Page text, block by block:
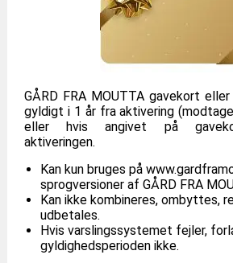
GÅRD FRA MOUTTA gavekort
gyldigt i 1 år fra aktivering
eller hvis angivet på
aktiveringen.
Kan kun bruges på
sprogversioner af GÅRD FRA
Kan ikke kombineres, ombyttes,
udbetales.
Hvis varslingssystemet fejler,
gyldighedsperioden ikke.